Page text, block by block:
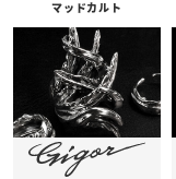
マッドカルト